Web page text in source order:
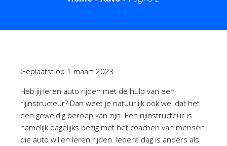
Geplaatst op 1 maart 2023
Heb jij leren auto rijden met de hulp van een
rijinstructeur? Dan weet je natuurlijk ook wel dat het
een geweldig beroep kan zijn. Een rijinstructeur is
namelijk dagelijks bezig met het coachen van mensen
die auto willen leren rijden. Iedere dag is anders als